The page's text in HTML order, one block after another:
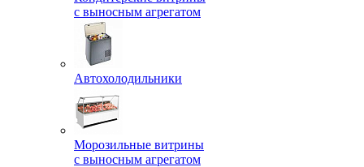
с выносным агрегатом
Автохолодильники
Морозильные витрины
с выносным агрегатом